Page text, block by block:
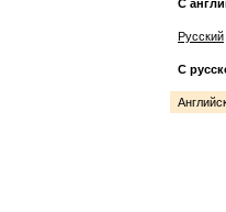
С
Русский
С